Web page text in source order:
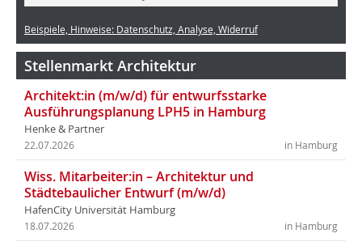
Beispiele, Hinweise: Datenschutz, Analyse, Widerruf
Stellenmarkt Architektur
Architekt:in (m/w/d) für entwurfsstarke
Ausführungsplanung LPH5 in Hamburg
Henke & Partner
in Hamburg
22.07.2026
Wiss. Mitarbeiter:in – Architektur und
Städtebaulicher Entwurf (m/w/d)
HafenCity Universität Hamburg
in Hamburg
18.07.2026